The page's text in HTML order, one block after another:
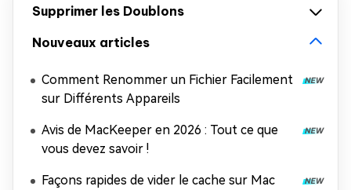
Supprimer les Doublons
Nouveaux articles
Comment Renommer un Fichier Facilement
sur Différents Appareils
Avis de MacKeeper en 2026 : Tout ce que
vous devez savoir !
Façons rapides de vider le cache sur Mac